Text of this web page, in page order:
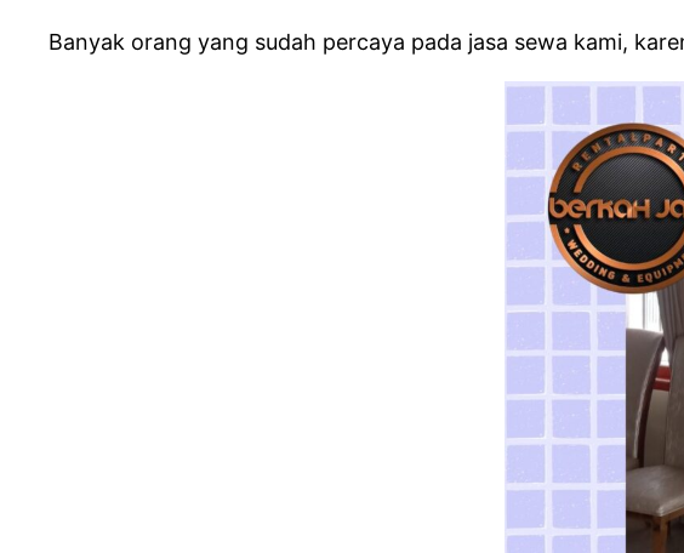
Banyak orang yang sudah percaya pada jasa sewa kami,